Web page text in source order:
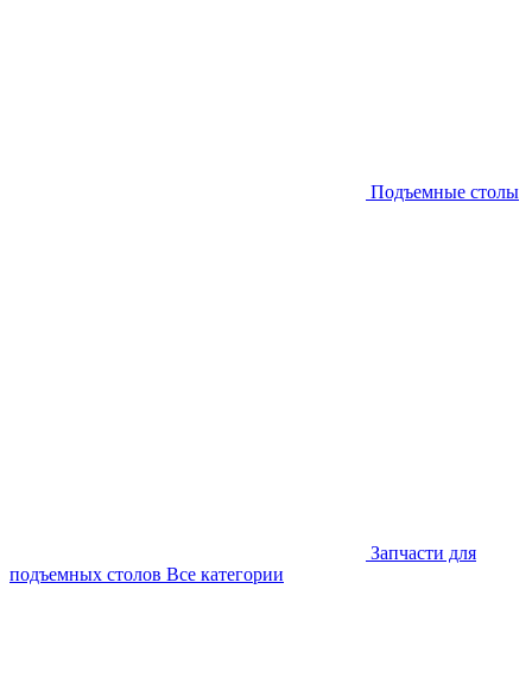
Подъемные столы
Запчасти для
подъемных столов Все категории